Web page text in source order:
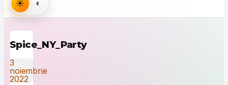
Spice_NY_Party
3
noiembrie
2022